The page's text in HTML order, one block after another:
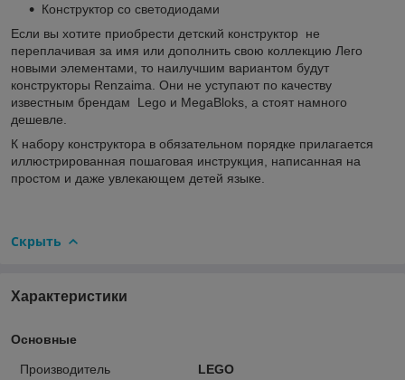
Конструктор со светодиодами
Если вы хотите приобрести детский конструктор не
переплачивая за имя или дополнить свою коллекцию Лего
новыми элементами, то наилучшим вариантом будут
конструкторы Renzaima. Они не уступают по качеству
известным брендам Lego и MegaBloks, а стоят намного
дешевле.
К набору конструктора в обязательном порядке прилагается
иллюстрированная пошаговая инструкция, написанная на
простом и даже увлекающем детей языке.
Скрыть
Характеристики
Основные
Производитель LEGO